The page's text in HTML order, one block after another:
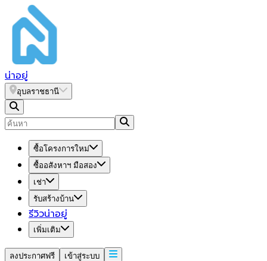
น่าอยู่
อุบลราชธานี
ซื้อโครงการใหม่
ซื้ออสังหาฯ มือสอง
เช่า
รับสร้างบ้าน
รีวิวน่าอยู่
เพิ่มเติม
ลงประกาศฟรี เข้าสู่ระบบ